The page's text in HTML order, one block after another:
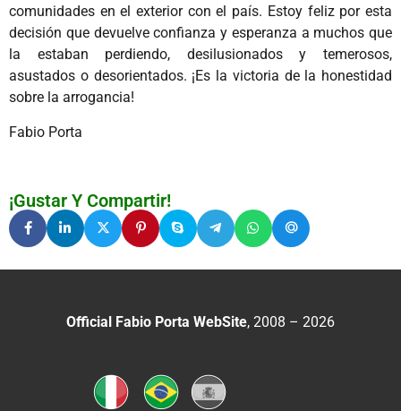
comunidades en el exterior con el país. Estoy feliz por esta
decisión que devuelve confianza y esperanza a muchos que
la estaban perdiendo, desilusionados y temerosos,
asustados o desorientados. ¡Es la victoria de la honestidad
sobre la arrogancia!
Fabio Porta
¡Gustar Y Compartir!
Official Fabio Porta WebSite, 2008 – 2026